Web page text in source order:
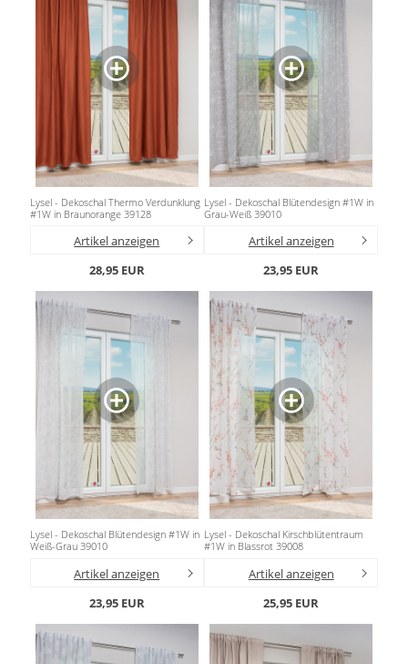
Lysel - Dekoschal Thermo Verdunklung
#1W in Braunorange 39128
Artikel anzeigen
28,95 EUR
Lysel - Dekoschal Blütendesign #1W in
Grau-Weiß 39010
Artikel anzeigen
23,95 EUR
Lysel - Dekoschal Blütendesign #1W in
Weiß-Grau 39010
Artikel anzeigen
23,95 EUR
Lysel - Dekoschal Kirschblütentraum
#1W in Blassrot 39008
Artikel anzeigen
25,95 EUR